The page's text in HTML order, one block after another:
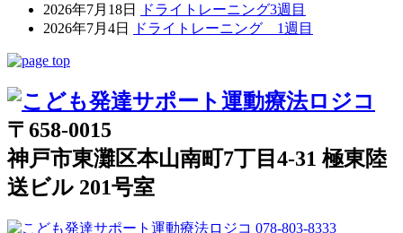
2026年7月18日
ドライトレーニング3週目
2026年7月4日
ドライトレーニング 1週目
〒658-0015
神戸市東灘区本山南町7丁目4-31 極東陸
送ビル 201号室